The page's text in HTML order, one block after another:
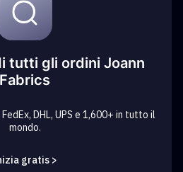
tutti gli ordini Joann
Fabrics
DHL, UPS e 1,600+ in tutto il
mondo.
gratis >